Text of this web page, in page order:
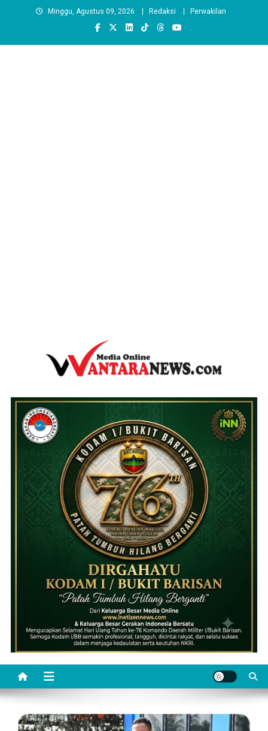
Minggu, Agustus 09, 2026 Redaksi Perwakilan
wantaranews.com